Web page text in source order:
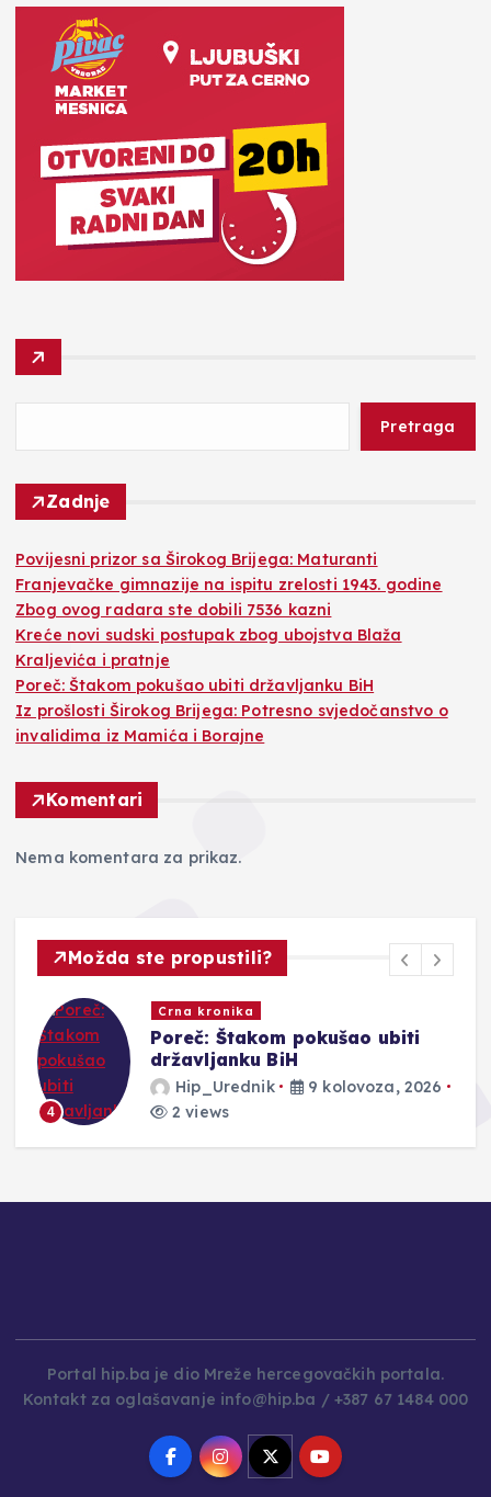
Pretraga
Zadnje
Povijesni prizor sa Širokog Brijega: Maturanti
Franjevačke gimnazije na ispitu zrelosti 1943. godine
Zbog ovog radara ste dobili 7536 kazni
Kreće novi sudski postupak zbog ubojstva Blaža
Kraljevića i pratnje
Poreč: Štakom pokušao ubiti državljanku BiH
Iz prošlosti Širokog Brijega: Potresno svjedočanstvo o
invalidima iz Mamića i Borajne
Komentari
Nema komentara za prikaz.
Možda ste propustili?
4
Crna kronika
Poreč: Štakom pokušao ubiti
državljanku BiH
Hip_Urednik
9 kolovoza, 2026
2 views
Portal hip.ba je dio Mreže hercegovačkih portala.
Kontakt za oglašavanje info@hip.ba / +387 67 1484 000